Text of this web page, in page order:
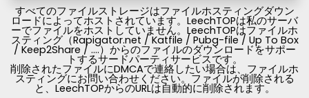
すべてのファイルストレージはファイルホスティングダウン
ロードによってホストされています。LeechTOPは私のサーバ
ーでファイルをホストしていません。LeechTOPはファイルホ
スティング（Rapigator.net / Katfile / Pubg-file / Up To Box
/ Keep2Share / ....）からのファイルのダウンロードをサポー
トするサードパーティサービスです。
削除されたファイルにDMCAで連絡したい場合は、ファイルホ
スティングにお問い合わせください。ファイルが削除される
と、LeechTOPからのURLは自動的に削除されます。